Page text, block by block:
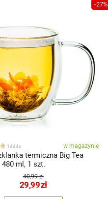
-27%
1444x w magazynie
termiczna Big Tea
ml, 1 szt.
40,99 zł
29,99zł